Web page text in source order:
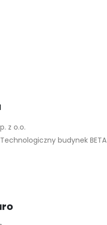
z o.o.
budynek BETA